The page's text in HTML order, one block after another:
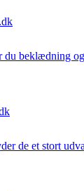
beklædning
de et stort